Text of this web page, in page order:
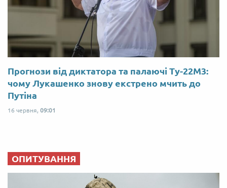
Прогнози від диктатора та палаючі Ту-22М3:
чому Лукашенко знову екстрено мчить до
Путіна
16 червня, 09:01
ОПИТУВАННЯ